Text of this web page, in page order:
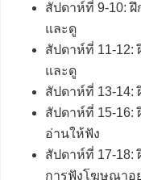
สัปดาห์ที่ 9-10: ฝึ
และดู
สัปดาห์ที่ 11-12:
และดู
สัปดาห์ที่ 13-14:
สัปดาห์ที่ 15-16:
อ่านให้ฟัง
สัปดาห์ที่ 17-18:
การฟังโฆษณาอ